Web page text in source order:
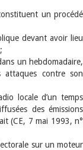
un procédé
devant avoir lieu
un hebdomadaire,
contre son
locale d’un temps
des émissions
(CE, 7 mai 1993, n°
sur un moteur